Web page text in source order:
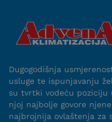
Dugogodišnja
usluge te ispunjavanju
su tvrtki vodeću poziciju
njoj najbolje govore
najbrojnija ovlaštenja za